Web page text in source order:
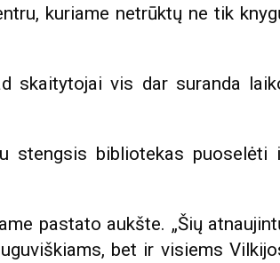
kuriame netrūktų ne tik
skaitytojai vis dar suranda
stengsis bibliotekas puoselėti
pastato aukšte. „Šių
bet ir visiems